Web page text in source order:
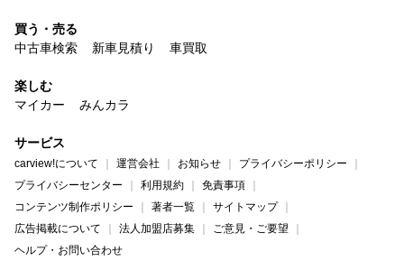
買う・売る
中古車検索
新車見積り 車買取
楽しむ
マイカー
みんカラ
サービス
carview!について 運営会社 お知らせ
プライバシーポリシー
プライバシーセンター
利用規約
免責事項
コンテンツ制作ポリシー
著者一覧
サイトマップ
広告掲載について
法人加盟店募集
ご意見・ご要望
ヘルプ・お問い合わせ